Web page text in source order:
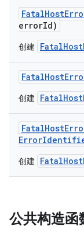
FatalHost
errorId)
创建
FatalHost
创建
FatalHost
Error
创建
公共构造函